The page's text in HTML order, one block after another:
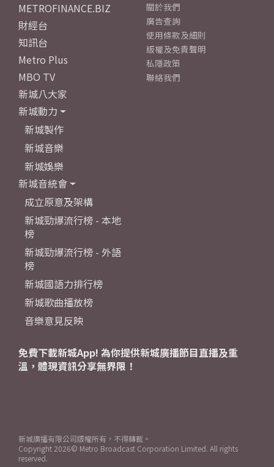
METROFINANCE.BIZ
財經台
知訊台
Metro Plus
MBO TV
新城八大家
新城動力
新城製作
新城音樂
新城娛樂
新城音統會
成立原意及架構
新城勁爆流行榜 - 本地
榜
新城勁爆流行榜 - 外語
榜
新城國語力排行榜
新城歌曲播放榜
音樂意見反映
關於我們
廣告查詢
使用條款及細則
版權及免責聲明
私隱政策
聯絡我們
免費下載新城App! 為你提供新城廣播節目直播及重
溫，體現資訊分享無界限！
新城廣播有限公司版權所有，不得轉載。
Copyright 2026© Metro Broadcast Corporation Limited. All rights
reserved.